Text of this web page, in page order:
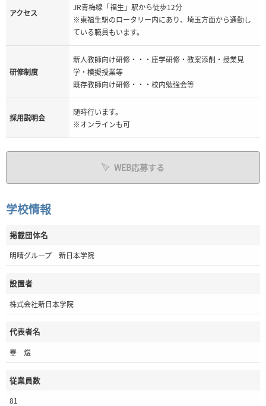
アクセス
JR青梅線「福生」駅から徒歩12分
※東福生駅のロータリー内にあり、埼玉方面から通勤し
ている職員もいます。
研修制度
新人教師向け研修・・・座学研修・教案添削・授業見
学・模擬授業等
既存教師向け研修・・・校内勉強会等
採用説明会
随時行います。
※オンラインも可
WEB応募する
学校情報
掲載団体名
明晴グループ 新日本学院
設置者
株式会社新日本学院
代表者名
畢 煜
従業員数
81